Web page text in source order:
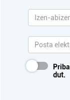
dut.